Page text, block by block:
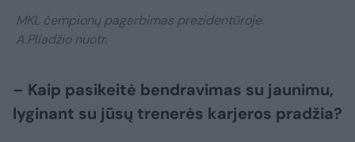
MKL čempionų pagerbimas prezidentūroje.
A.Pliadžio nuotr.
– Kaip pasikeitė bendravimas su jaunimu,
lyginant su jūsų trenerės karjeros pradžia?